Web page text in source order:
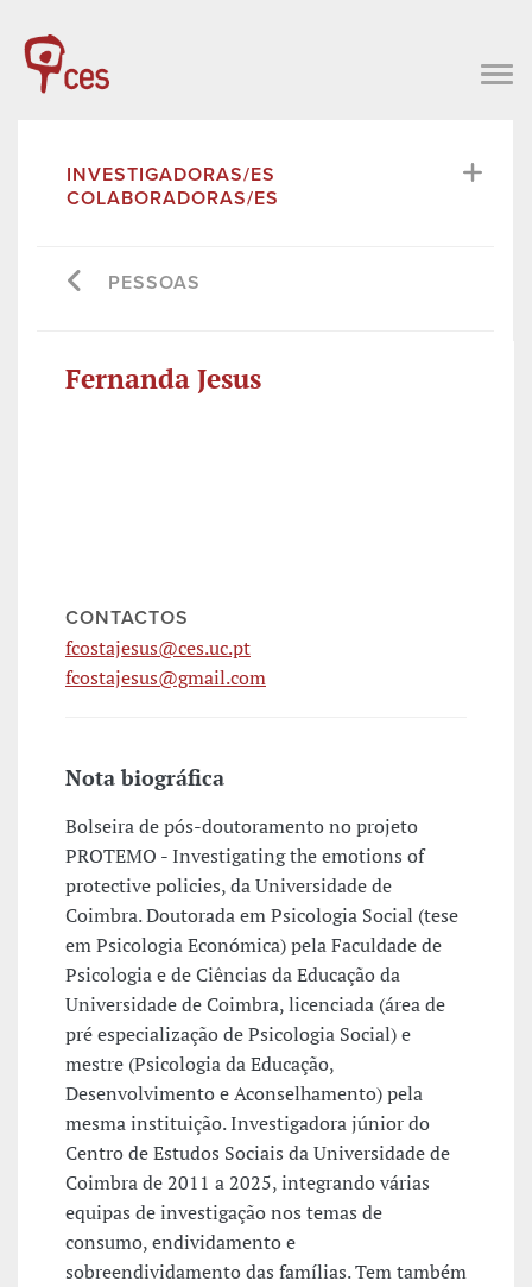
INVESTIGADORAS/ES
COLABORADORAS/ES
PESSOAS
Fernanda Jesus
CONTACTOS
fcostajesus@ces.uc.pt
fcostajesus@gmail.com
Nota biográfica
Bolseira de pós-doutoramento no projeto
PROTEMO - Investigating the emotions of
protective policies, da Universidade de
Coimbra. Doutorada em Psicologia Social (tese
em Psicologia Económica) pela Faculdade de
Psicologia e de Ciências da Educação da
Universidade de Coimbra, licenciada (área de
pré especialização de Psicologia Social) e
mestre (Psicologia da Educação,
Desenvolvimento e Aconselhamento) pela
mesma instituição. Investigadora júnior do
Centro de Estudos Sociais da Universidade de
Coimbra de 2011 a 2025, integrando várias
equipas de investigação nos temas de
consumo, endividamento e
sobreendividamento das famílias. Tem também